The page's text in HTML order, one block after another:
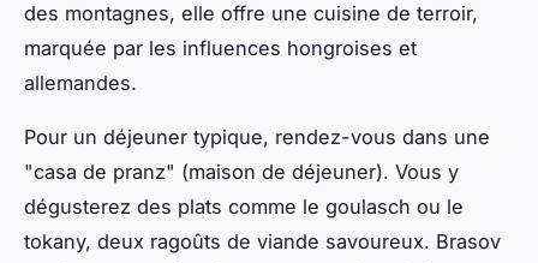
des montagnes, elle offre une cuisine de terroir,
marquée par les influences hongroises et
allemandes.
Pour un déjeuner typique, rendez-vous dans une
"casa de pranz" (maison de déjeuner). Vous y
dégusterez des plats comme le goulasch ou le
tokany, deux ragoûts de viande savoureux. Brasov